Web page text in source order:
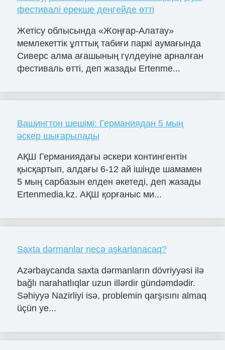
фестивалі ерекше деңгейде өтті
Жетісу облысында «Жоңғар-Алатау»
мемлекеттік ұлттық табиғи паркі аумағында
Сиверс алма ағашының гүлдеуіне арналған
фестиваль өтті, деп жазады Ertenme...
Вашингтон шешімі: Германиядан 5 мың
әскер шығарылады
АҚШ Германиядағы әскери контингентін
қысқартып, алдағы 6-12 ай ішінде шамамен
5 мың сарбазын елден әкетеді, деп жазады
Ertenmedia.kz. АҚШ қорғаныс ми...
Saxta dərmanlar necə aşkarlanacaq?
Azərbaycanda saxta dərmanların dövriyyəsi ilə
bağlı narahatlıqlar uzun illərdir gündəmdədir.
Səhiyyə Nazirliyi isə, problemin qarşısını almaq
üçün ye...